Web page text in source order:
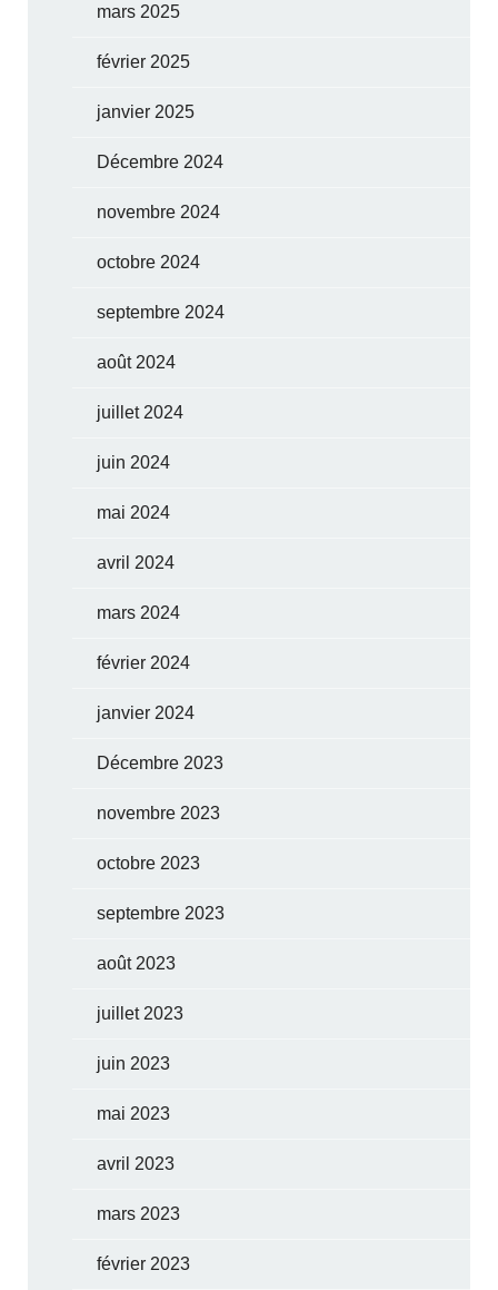
mars 2025
février 2025
janvier 2025
Décembre 2024
novembre 2024
octobre 2024
septembre 2024
août 2024
juillet 2024
juin 2024
mai 2024
avril 2024
mars 2024
février 2024
janvier 2024
Décembre 2023
novembre 2023
octobre 2023
septembre 2023
août 2023
juillet 2023
juin 2023
mai 2023
avril 2023
mars 2023
février 2023